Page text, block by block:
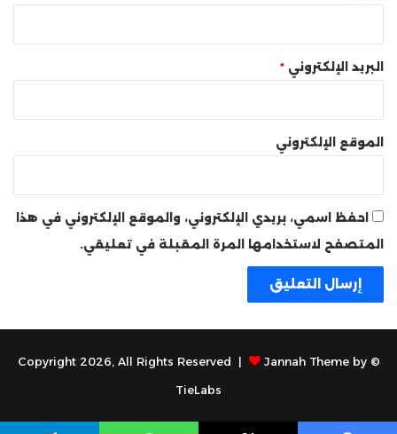
البريد الإلكتروني *
الموقع الإلكتروني
احفظ اسمي، بريدي الإلكتروني، والموقع الإلكتروني في هذا
المتصفح لاستخدامها المرة المقبلة في تعليقي.
© Copyright 2026, All Rights Reserved |
Jannah Theme by
TieLabs